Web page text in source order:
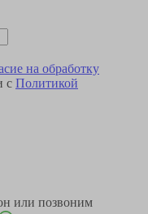
на обработку
с Политикой
или позвоним